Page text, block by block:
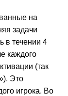
на
задачи
в течении 4
каждого
(так
Это
игрока. Во